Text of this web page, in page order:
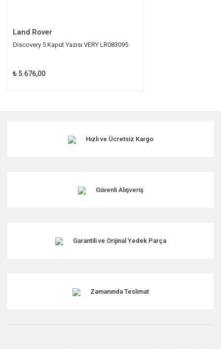
Land Rover
Discovery 5 Kaput Yazısı VERY LR083095
₺ 5.676,00
Hızlı ve Ücretsiz Kargo
Güvenli Alışveriş
Garantili ve Orijinal Yedek Parça
Zamanında Teslimat